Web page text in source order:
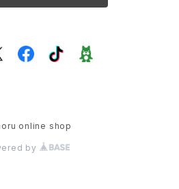
online shop
by